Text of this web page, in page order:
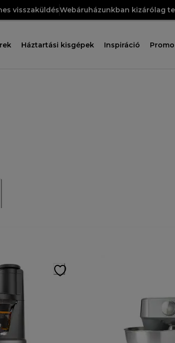
visszaküldésWebáruházunkban kizárólag
Háztartási kisgépek Inspiráció Promo